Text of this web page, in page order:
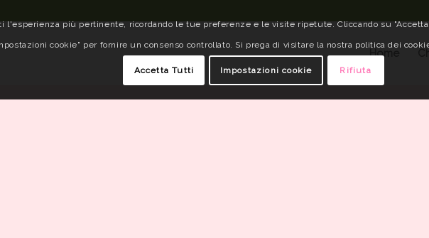
Home
più pertinente, ricordando le tue preferenze e le visite ripetute. Cliccando su
cookie" per fornire un consenso controllato. Si prega di visitare la nostra politica dei
Accetta Tutti Impostazioni cookie Rifiuta